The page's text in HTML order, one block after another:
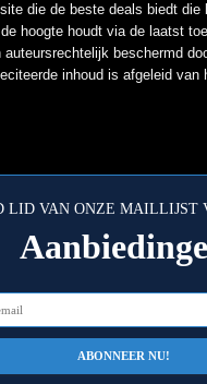
die de beste deals biedt
hoogte houdt via de laatst
auteursrechtelijk beschermd
inhoud is afgeleid van
LID VAN ONZE MAILLIJST